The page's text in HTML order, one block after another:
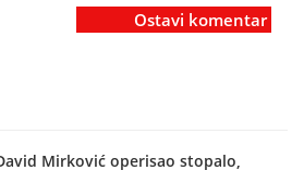
Ostavi komentar
Mirković operisao stopalo,